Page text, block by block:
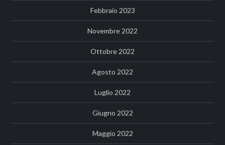
Febbraio 2023
Novembre 2022
Ottobre 2022
Agosto 2022
Luglio 2022
Giugno 2022
Maggio 2022